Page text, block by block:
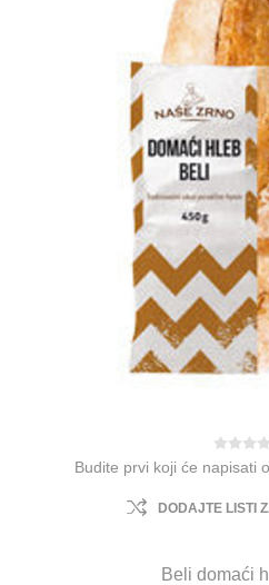
Budite prvi koji će napisati
DODAJTE LISTI
Beli domaći